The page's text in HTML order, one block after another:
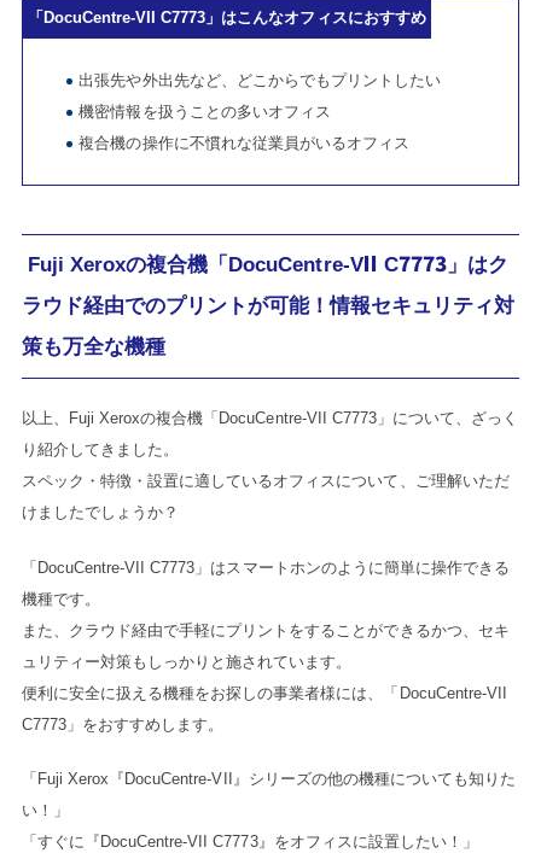
「DocuCentre-VII C7773」はこんなオフィスにおすすめ
出張先や外出先など、どこからでもプリントしたい
機密情報を扱うことの多いオフィス
複合機の操作に不慣れな従業員がいるオフィス
Fuji Xeroxの複合機「DocuCentre-VII C7773」はク
ラウド経由でのプリントが可能！情報セキュリティ対
策も万全な機種
以上、Fuji Xeroxの複合機「DocuCentre-VII C7773」について、ざっく
り紹介してきました。
スペック・特徴・設置に適しているオフィスについて、ご理解いただ
けましたでしょうか？
「DocuCentre-VII C7773」はスマートホンのように簡単に操作できる
機種です。
また、クラウド経由で手軽にプリントをすることができるかつ、セキ
ュリティー対策もしっかりと施されています。
便利に安全に扱える機種をお探しの事業者様には、「DocuCentre-VII
C7773」をおすすめします。
「Fuji Xerox『DocuCentre-VII』シリーズの他の機種についても知りた
い！」
「すぐに『DocuCentre-VII C7773』をオフィスに設置したい！」